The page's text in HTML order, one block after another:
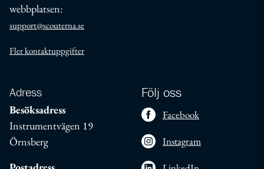
webbplatsen:
support@scouterna.se
Fler kontaktuppgifter
Adress
Besöksadress
Instrumentvägen 19
Örnsberg
Följ oss
Facebook
Instagram